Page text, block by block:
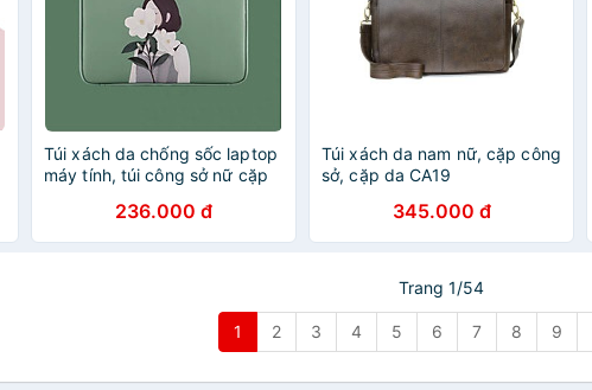
Túi xách da chống sốc laptop
máy tính, túi công sở nữ cặp
236.000 đ
Túi xách da nam nữ, cặp công
sở, cặp da CA19
345.000 đ
Trang 1/54
1 2 3 4 5 6 7 8 9